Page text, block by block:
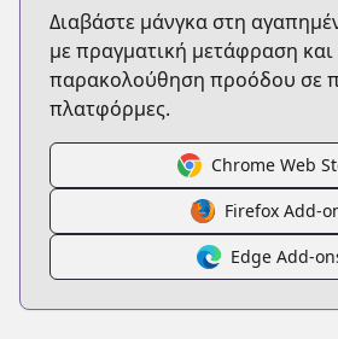
Διαβάστε μάνγκα στη
με πραγματική μετάφραση και
παρακολούθηση προόδου σε
πλατφόρμες.
Chrome Web
Firefox Add-
Edge Add-